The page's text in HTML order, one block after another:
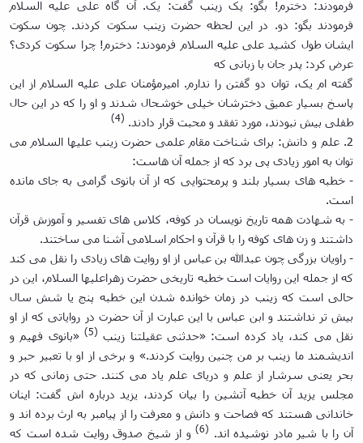
فرمودند: دخترم! بگو: یک زینب گفت: یک. آن گاه علی علیه السلام
فرمودند بگو: دو. در این لحظه حضرت زینب سکوت کردند. چون سکوت
ایشان طول کشید علی علیه السلام فرمودند: دخترم! چرا سکوت کردی؟
عرض کرد: پدر جان با زبانی که
گفته ام یک، توان دو گفتن را ندارم. امیرمؤمنان علی علیه السلام از این
پاسخ بسیار عمیق دخترشان خیلی خوشحال شدند و او را که در این حال
طفلی بیش نبودند، مورد تفقد و محبت قرار دادند. (4)
2. علم و دانش: برای شناخت مقام علمی حضرت زینب علیها السلام می
توان به امور زیادی پی برد که از جمله آن هاست:
- خطبه های بسیار بلند و پرمحتوایی که از آن بانوی گرامی به جای مانده
است.
- به شهادت همه تاریخ نویسان در کوفه، کلاس های تفسیر و آموزش قرآن
داشتند و زن های کوفه را با قرآن و احکام اسلامی آشنا می ساختند.
- راویان بزرگی چون عبدالله بن عباس از او روایت های زیادی را نقل می کند
که از جمله این روایات است خطبه تاریخی حضرت زهراعلیها السلام، این در
حالی است که زینب در زمان خوانده شدن این خطبه پنج یا شش سال
بیش تر نداشتند و ابن عباس با این عبارت از آن حضرت در روایاتی که از او
نقل می کند، یاد کرده است: «حدثنی عقیلتنا زینب (5)
«بانوی فهیم و
اندیشمند ما زینب بر من چنین روایت کردند.» و برخی از او با تعبیر حبر و
بحر یعنی سرشار از علم و دریای علم یاد می کنند. حتی زمانی که در
مجلس یزید آن خطبه آتشین را بیان کردند، یزید درباره اش گفت: اینان
خاندانی هستند که فصاحت و دانش و معرفت را از پیامبر به ارث برده اند و
آن را با شیر مادر نوشیده اند. (6)
و از شیخ صدوق روایت شده است که